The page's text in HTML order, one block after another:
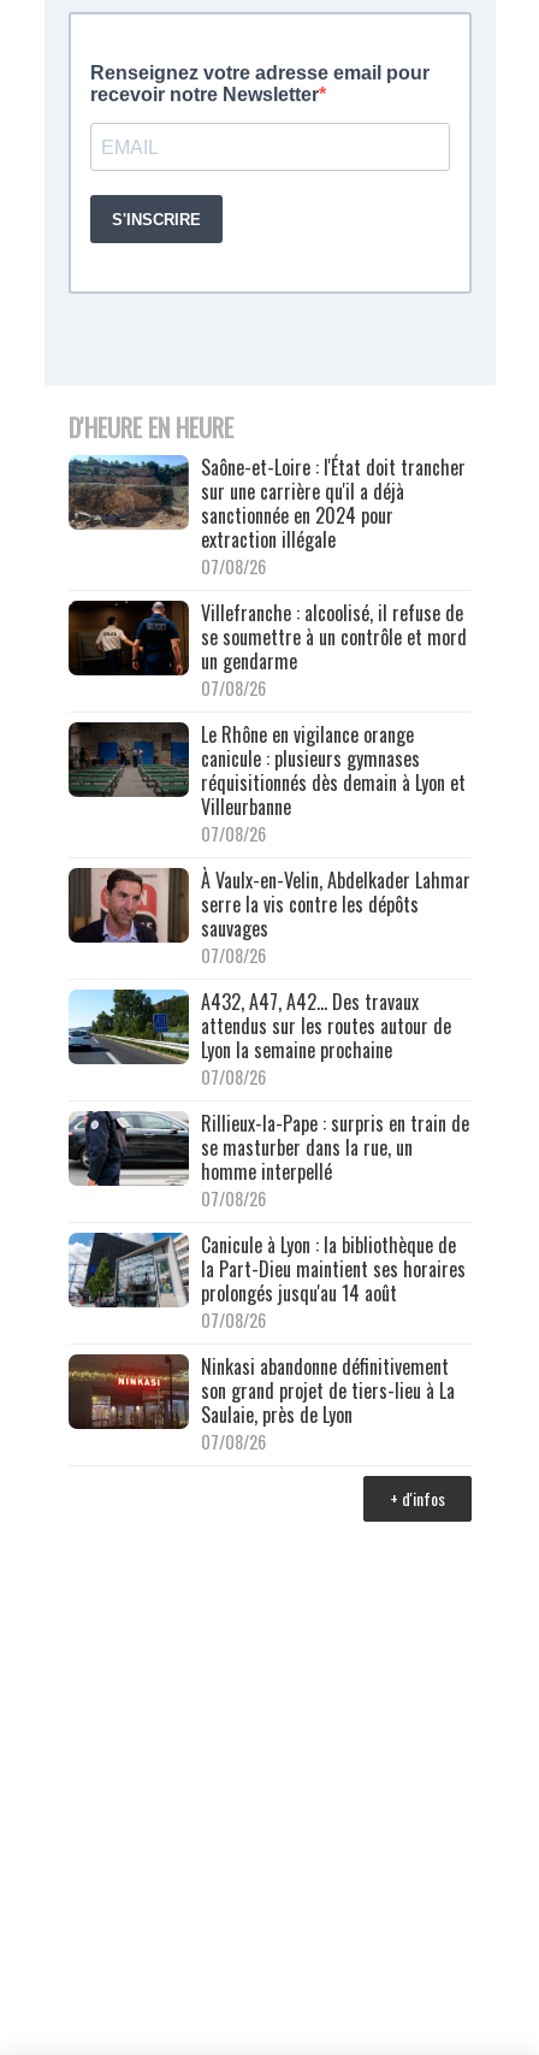
D'HEURE EN HEURE
Saône-et-Loire : l'État doit trancher
sur une carrière qu'il a déjà
sanctionnée en 2024 pour
extraction illégale
07/08/26
Villefranche : alcoolisé, il refuse de
se soumettre à un contrôle et mord
un gendarme
07/08/26
Le Rhône en vigilance orange
canicule : plusieurs gymnases
réquisitionnés dès demain à Lyon et
Villeurbanne
07/08/26
À Vaulx-en-Velin, Abdelkader Lahmar
serre la vis contre les dépôts
sauvages
07/08/26
A432, A47, A42… Des travaux
attendus sur les routes autour de
Lyon la semaine prochaine
07/08/26
Rillieux-la-Pape : surpris en train de
se masturber dans la rue, un
homme interpellé
07/08/26
Canicule à Lyon : la bibliothèque de
la Part-Dieu maintient ses horaires
prolongés jusqu'au 14 août
07/08/26
Ninkasi abandonne définitivement
son grand projet de tiers-lieu à La
Saulaie, près de Lyon
07/08/26
+ d'infos